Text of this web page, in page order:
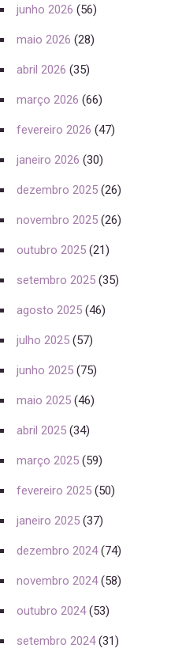
junho 2026 (56)
maio 2026 (28)
abril 2026 (35)
março 2026 (66)
fevereiro 2026 (47)
janeiro 2026 (30)
dezembro 2025 (26)
novembro 2025 (26)
outubro 2025 (21)
setembro 2025 (35)
agosto 2025 (46)
julho 2025 (57)
junho 2025 (75)
maio 2025 (46)
abril 2025 (34)
março 2025 (59)
fevereiro 2025 (50)
janeiro 2025 (37)
dezembro 2024(74)
novembro 2024(58)
outubro 2024(53)
setembro 2024(31)